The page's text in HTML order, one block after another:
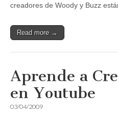
creadores de Woody y Buzz
Read more →
Aprende a
en Youtube
03/04/2009